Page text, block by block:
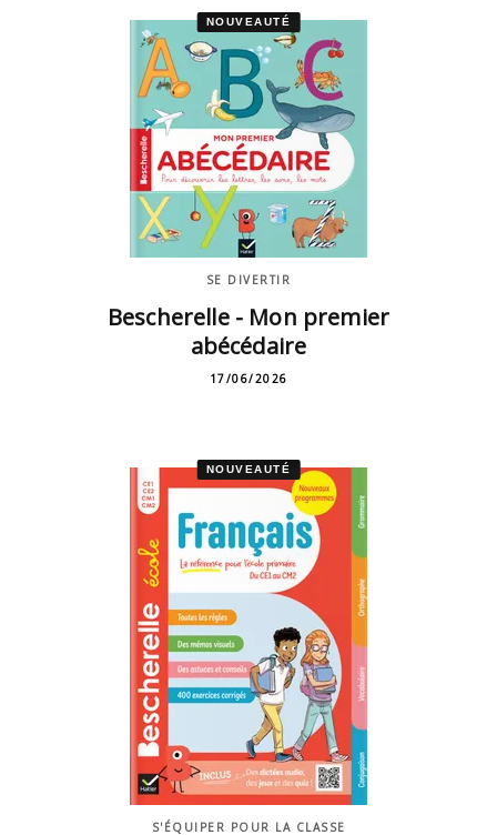
NOUVEAUTÉ
SE DIVERTIR
Bescherelle - Mon premier
abécédaire
17/06/2026
NOUVEAUTÉ
S'ÉQUIPER POUR LA CLASSE